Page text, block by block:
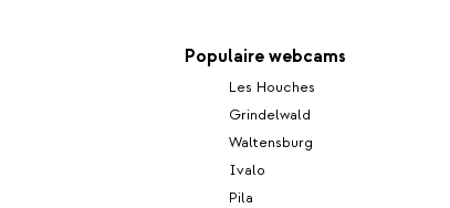
Populaire webcams
Les Houches
Grindelwald
Waltensburg
Ivalo
Pila